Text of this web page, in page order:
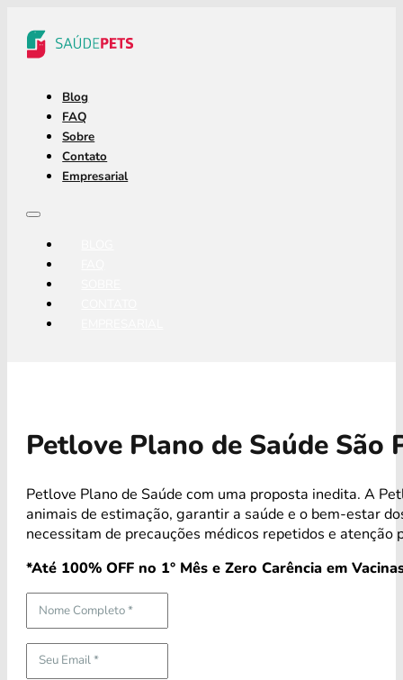
Blog
FAQ
Sobre
Contato
Empresarial
Petlove Plano de Saúde São
Petlove Plano de Saúde com uma proposta inedita. A
animais de estimação, garantir a saúde e o bem-estar
necessitam de precauções médicos repetidos e atenção
*Até 100% OFF no 1° Mês e Zero Carência em